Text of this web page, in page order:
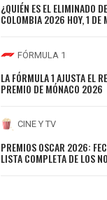
¿QUIÉN ES EL ELIMINADO
COLOMBIA 2026 HOY, 1 DE
FÓRMULA 1
LA FÓRMULA 1 AJUSTA EL
PREMIO DE MÓNACO 2026
CINE Y TV
PREMIOS OSCAR 2026:
LISTA COMPLETA DE LOS